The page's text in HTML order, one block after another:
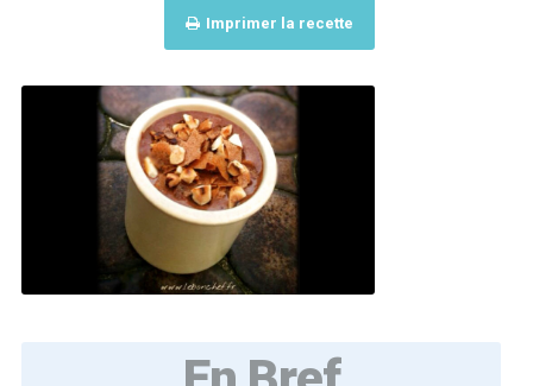
Imprimer la recette